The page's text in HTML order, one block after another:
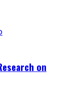
on